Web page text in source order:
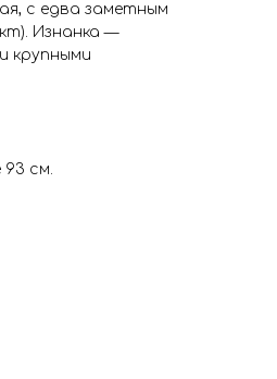
с едва заметным
Изнанка —
крупными
см.